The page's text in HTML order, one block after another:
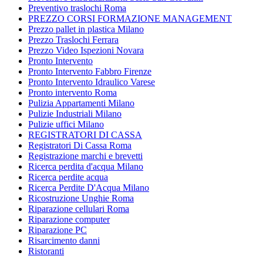
Preventivo traslochi Roma
PREZZO CORSI FORMAZIONE MANAGEMENT
Prezzo pallet in plastica Milano
Prezzo Traslochi Ferrara
Prezzo Video Ispezioni Novara
Pronto Intervento
Pronto Intervento Fabbro Firenze
Pronto Intervento Idraulico Varese
Pronto intervento Roma
Pulizia Appartamenti Milano
Pulizie Industriali Milano
Pulizie uffici Milano
REGISTRATORI DI CASSA
Registratori Di Cassa Roma
Registrazione marchi e brevetti
Ricerca perdita d'acqua Milano
Ricerca perdite acqua
Ricerca Perdite D'Acqua Milano
Ricostruzione Unghie Roma
Riparazione cellulari Roma
Riparazione computer
Riparazione PC
Risarcimento danni
Ristoranti